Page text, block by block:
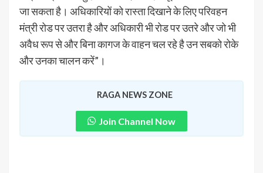
जा सकता है। अधिकारियों को रास्ता दिखाने के लिए परिवहन
मंत्री रोड पर उतरा है और अधिकारी भी रोड पर उतरे और जो भी
अवैध रूप से और बिना कागज के वाहन चल रहे है उन सबको रोके
और उनका चालन करें”।
RAGA NEWS ZONE
Join Channel Now